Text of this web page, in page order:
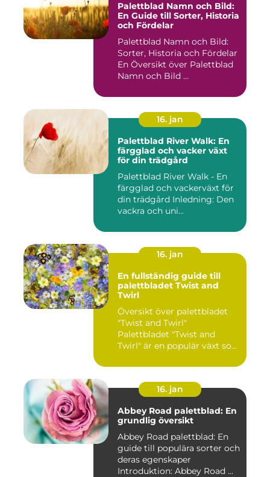
Palettblad Namn och Bild:
En Guide till Sorter, Historia
och Fördelar
Palettblad Namn och Bild:
Sorter, Historia och Fördelar
En Översikt över Palettblad
Namn och Bild ...
16. jan
Palettblad River Walk: En
färgglad och vacker växt
för din trädgård
Palettblad River Walk - En
färgglad och vackerväxt för
din trädgård Inledning: Den
vackra och uni...
16. jan
En fullständig guide till
palettbladet Twist and
Twirl
Översikt över palettbladet
"Twist and Twirl"
Palettbladet "Twist and
Twirl" är en populär växt som
16. jan
Abbey Road palettblad: En
grundlig översikt
Abbey Road palettblad: En
guide till populära sorter och
deras egenskaper
Introduktion: Abbey Road ...